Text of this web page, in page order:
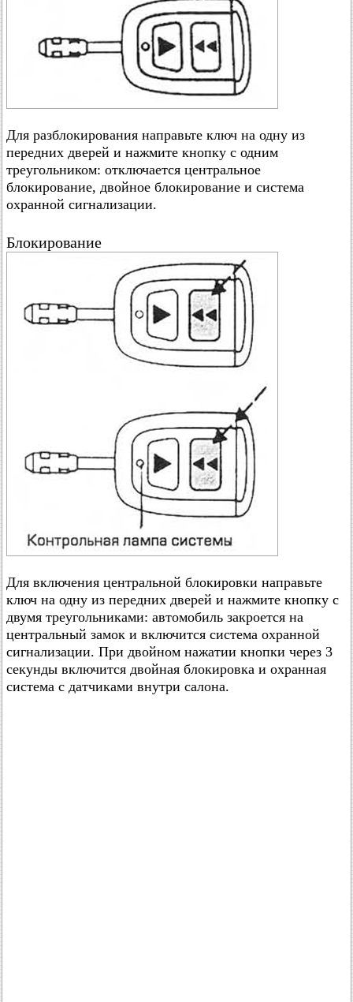
Для разблокирования направьте ключ на одну из
передних дверей и нажмите кнопку с одним
треугольником: отключается центральное
блокирование, двойное блокирование и система
охранной сигнализации.
Блокирование
Для включения центральной блокировки направьте
ключ на одну из передних дверей и нажмите кнопку с
двумя треугольниками: автомобиль закроется на
центральный замок и включится система охранной
сигнализации. При двойном нажатии кнопки через 3
секунды включится двойная блокировка и охранная
система с датчиками внутри салона.